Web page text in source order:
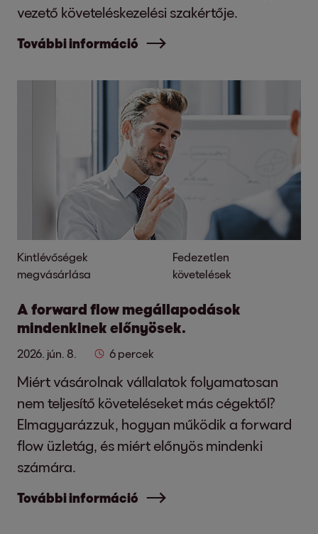
vezető követeléskezelési szakértője.
További információ
Kintlévőségek
megvásárlása
Fedezetlen
követelések
A forward flow megállapodások
mindenkinek előnyösek.
2026. jún. 8. 6 percek
Miért vásárolnak vállalatok folyamatosan
nem teljesítő követeléseket más cégektől?
Elmagyarázzuk, hogyan működik a forward
flow üzletág, és miért előnyös mindenki
számára.
További információ